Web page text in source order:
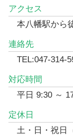
アクセス
本八幡駅から
連絡先
TEL:047-314-
対応時間
平日 9:30 ～
定休日
土・日・祝日